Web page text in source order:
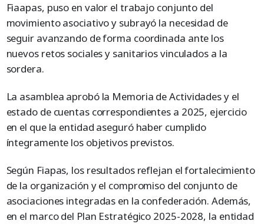
Fiaapas, puso en valor el trabajo conjunto del
movimiento asociativo y subrayó la necesidad de
seguir avanzando de forma coordinada ante los
nuevos retos sociales y sanitarios vinculados a la
sordera.
La asamblea aprobó la Memoria de Actividades y el
estado de cuentas correspondientes a 2025, ejercicio
en el que la entidad aseguró haber cumplido
íntegramente los objetivos previstos.
Según Fiapas, los resultados reflejan el fortalecimiento
de la organización y el compromiso del conjunto de
asociaciones integradas en la confederación. Además,
en el marco del Plan Estratégico 2025-2028, la entidad